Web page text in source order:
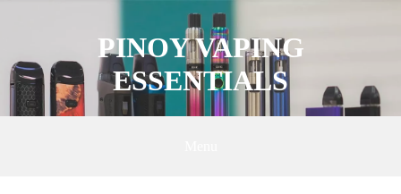
PINOY VAPING
ESSENTIALS